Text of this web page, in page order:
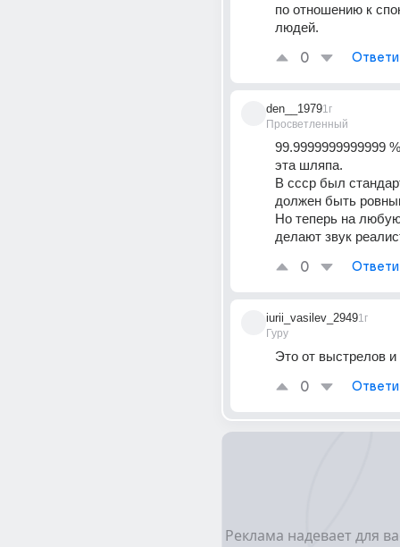
по отношению к
людей.
0
den__1979
Просветленный
1г
99.9999999999999
эта шляпа.
В ссср был
должен быть
Но теперь на
делают звук
0
iurii_vasilev_2949
Гуру
1г
Это от выстрелов
0